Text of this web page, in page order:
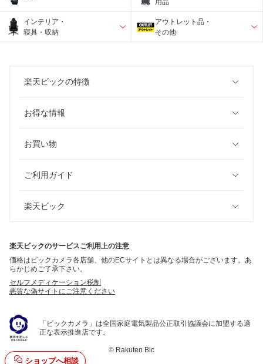
ショップへ相談
インテリア・
寝具・収納
アウトレット品・
その他
楽天ビックの特徴
お得な情報
お買い物
ご利用ガイド
楽天ビック
楽天ビックのサービスご利用上の注意
価格はビックカメラ各店舗、他のECサイトとは異なる場合がございます。あ
らかじめご了承下さい。
セルフメディケーション税制
悪質な偽サイトにご注意ください
「ビックカメラ」は全国家庭電気製品公正取引協議会に加盟する適
正な表示推進店です。
© Rakuten Bic